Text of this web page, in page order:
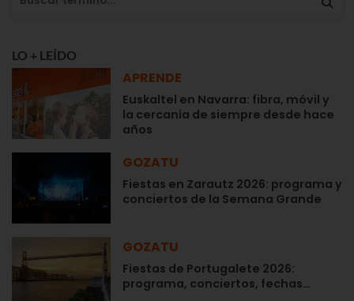
LO + LEÍDO
APRENDE
Euskaltel en Navarra: fibra, móvil y
la cercanía de siempre desde hace
años
GOZATU
Fiestas en Zarautz 2026: programa y
conciertos de la Semana Grande
GOZATU
Fiestas de Portugalete 2026:
programa, conciertos, fechas…